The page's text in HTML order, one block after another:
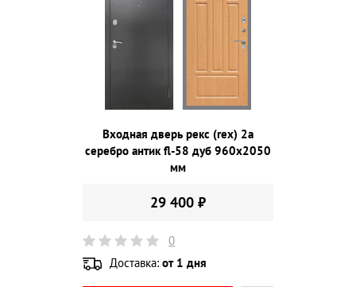
Входная дверь рекс (rex) 2а
серебро антик fl-58 дуб 960х2050
мм
29 400 ₽
0
Доставка: от 1 дня